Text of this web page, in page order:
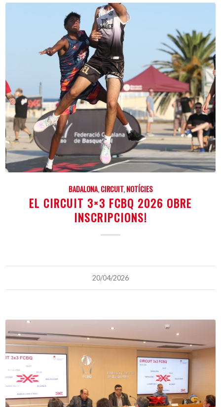
BADALONA,CIRCUIT,NOTÍCIES
EL CIRCUIT 3×3 FCBQ 2026 OBRE
INSCRIPCIONS!
20/04/2026